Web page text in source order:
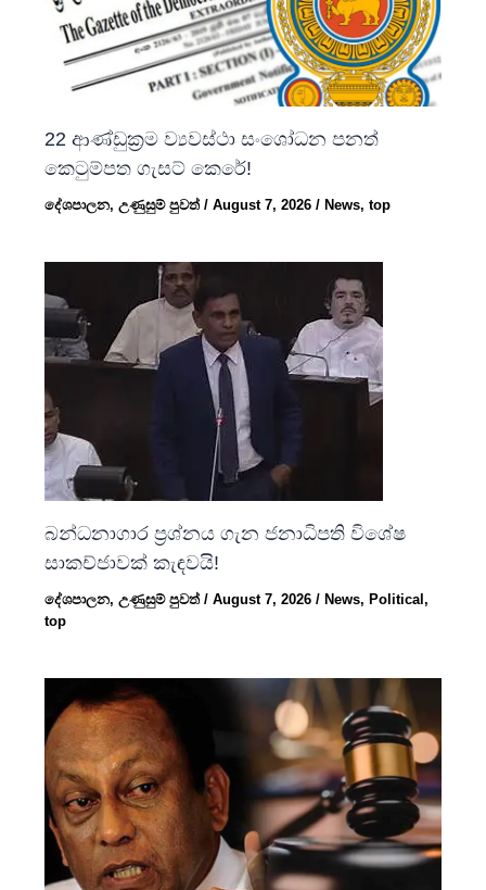
22 ආණ්ඩුක්‍රම ව්‍යවස්ථා සංශෝධන පනත්
කෙටුම්පත ගැසට් කෙරේ!
දේශපාලන,උණුසුම් පුවත්/August 7, 2026/ News,top
බන්ධනාගාර ප්‍රශ්නය ගැන ජනාධිපති විශේෂ
සාකච්ජාවක් කැඳවයි!
දේශපාලන,උණුසුම් පුවත්/August 7, 2026/ News, Political,
top